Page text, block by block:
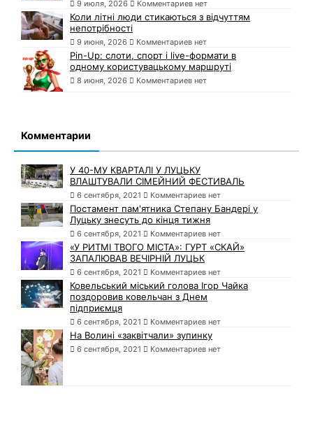
9 июля, 2026 Комментариев нет
Коли літні люди стикаються з відчуттям
непотрібності
9 июня, 2026 Комментариев нет
Pin-Up: слоти, спорт і live-формати в
одному користувацькому маршруті
8 июня, 2026 Комментариев нет
Комментарии
У 40-МУ КВАРТАЛІ У ЛУЦЬКУ
ВЛАШТУВАЛИ СІМЕЙНИЙ ФЕСТИВАЛЬ
6 сентября, 2021 Комментариев нет
Постамент пам'ятника Степану Бандері у
Луцьку знесуть до кінця тижня
6 сентября, 2021 Комментариев нет
«У РИТМІ ТВОГО МІСТА»: ГУРТ «СКАЙ»
ЗАПАЛЮВАВ ВЕЧІРНІЙ ЛУЦЬК
6 сентября, 2021 Комментариев нет
Ковельський міський голова Ігор Чайка
поздоровив ковельчан з Днем
підприємця
6 сентября, 2021 Комментариев нет
На Волині «заквітчали» зупинку
6 сентября, 2021 Комментариев нет